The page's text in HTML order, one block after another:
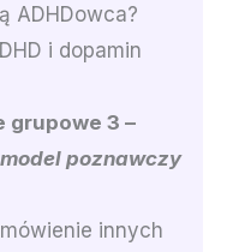
ADHDowca?
i dopamin
grupowe 3 –
poznawczy
innych